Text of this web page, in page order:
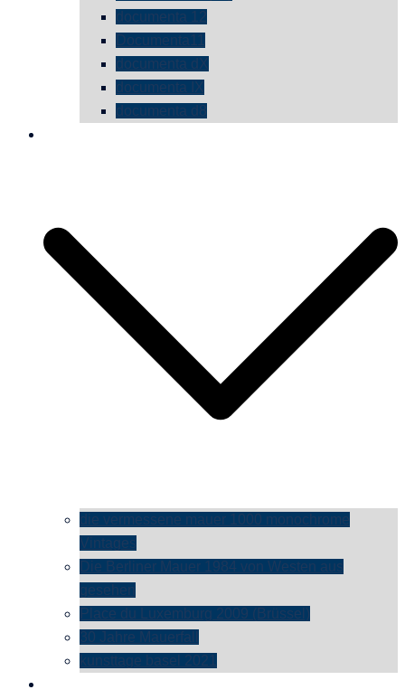
documenta 12
Documenta11
documenta dX
documenta IX
documenta d8
die vermessene mauer 1000 monochrome
Vintages
Die Berliner Mauer 1984 von Westen aus
gesehen
Place du Luxemburg 2009 (Brüssel)
30 Jahre Mauerfall
kunsttage basel 2021